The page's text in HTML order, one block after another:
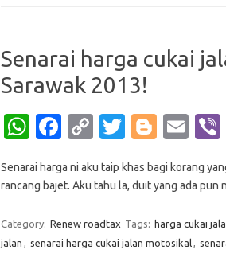
Senarai harga cukai
Sarawak 2013!
W
at
A
p
Fa
e
o
o
C
p
Li
n
T
it
r
Bl
g
er
E
ail
Senarai harga ni aku taip khas bagi korang
rancang bajet. Aku tahu la, duit yang ada
Category: Renew roadtax Tags: harga cukai
jalan , senarai harga cukai jalan motosikal,